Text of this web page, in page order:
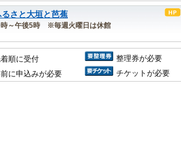
さと大垣と芭蕉
～午後5時 ※毎週火曜日は休館
順に受付
整理券が必要
に申込みが必要
チケットが必要